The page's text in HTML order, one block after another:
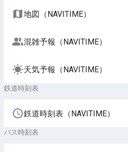
地図（NAVITIME）
混雑予報（NAVITIME）
天気予報（NAVITIME）
鉄道時刻表
鉄道時刻表（NAVITIME）
バス時刻表